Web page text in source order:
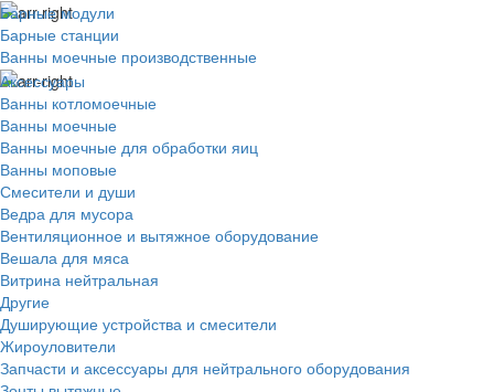
Барные модули
Барные станции
Ванны моечные производственные
Аксессуары
Ванны котломоечные
Ванны моечные
Ванны моечные для обработки яиц
Ванны моповые
Смесители и души
Ведра для мусора
Вентиляционное и вытяжное оборудование
Вешала для мяса
Витрина нейтральная
Другие
Душирующие устройства и смесители
Жироуловители
Запчасти и аксессуары для нейтрального оборудования